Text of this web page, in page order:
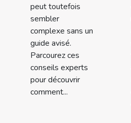
peut toutefois
sembler
complexe sans un
guide avisé.
Parcourez ces
conseils experts
pour découvrir
comment...